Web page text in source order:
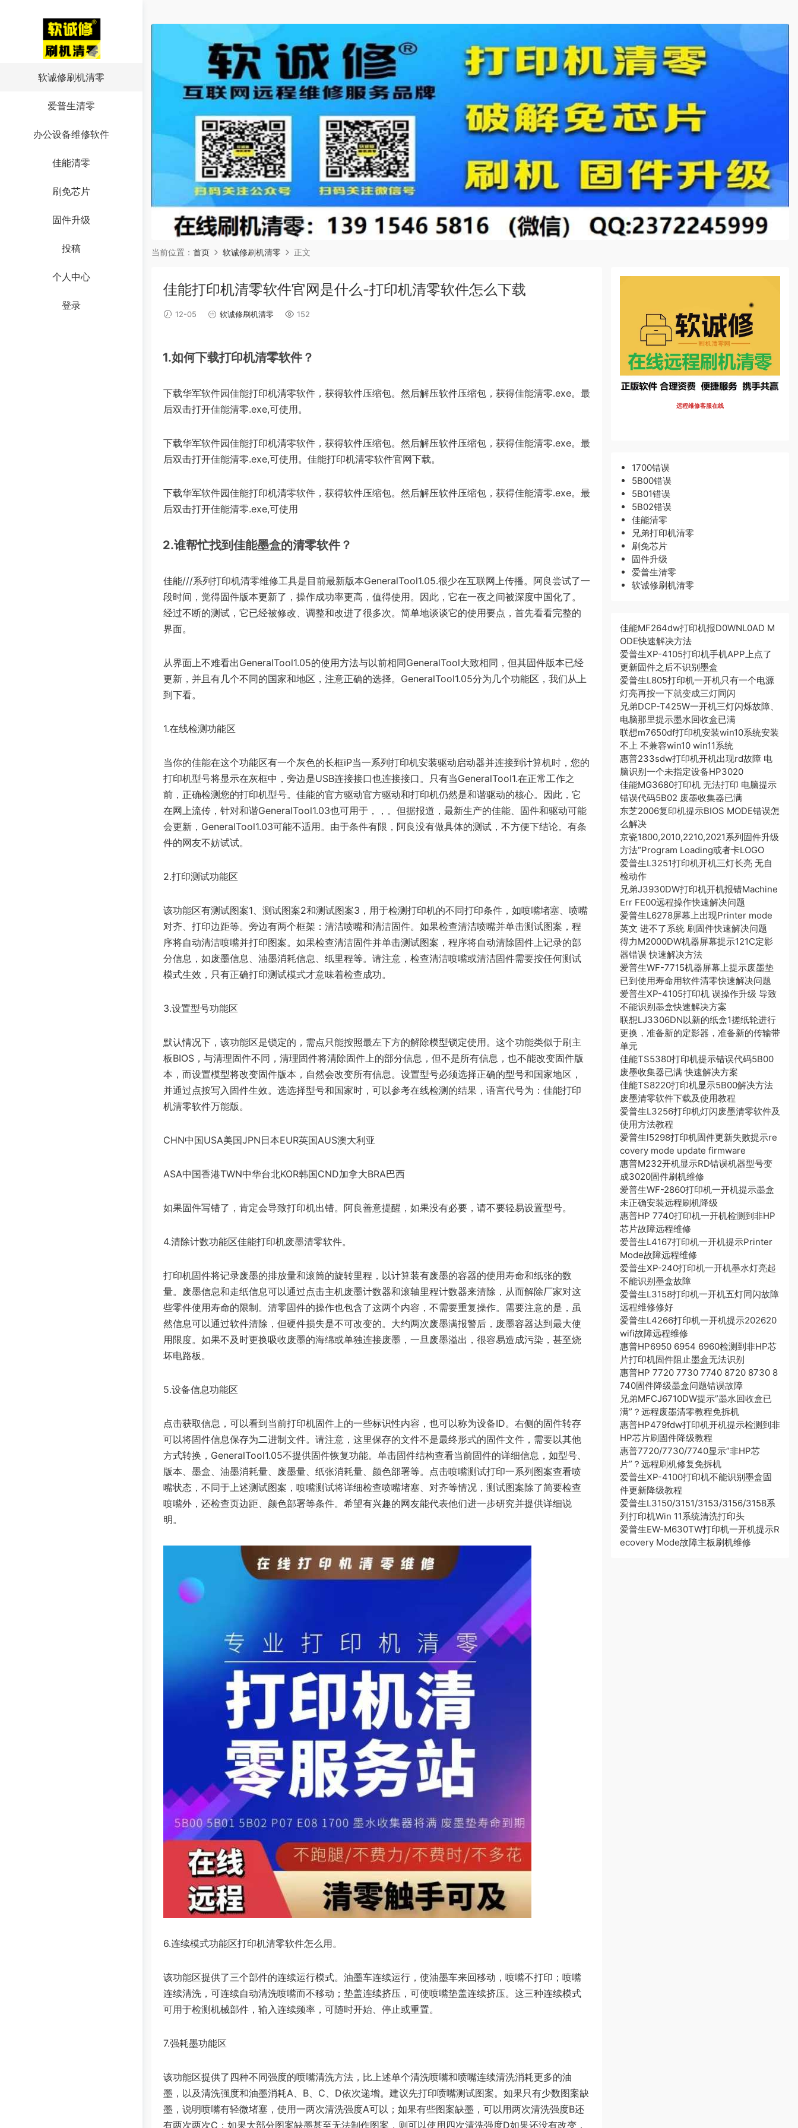
软诚修刷机清零
爱普生清零
办公设备维修软件
佳能清零
刷免芯片
固件升级
投稿
个人中心
登录
当前位置： 首页 软诚修刷机清零 正文
佳能打印机清零软件官网是什么-打印机清零软件怎么下载
12-05 软诚修刷机清零 152
1.如何下载打印机清零软件？
下载华军软件园佳能打印机清零软件，获得软件压缩包。然后解压软件压缩包，获得佳能清零.exe。最
后双击打开佳能清零.exe,可使用。
下载华军软件园佳能打印机清零软件，获得软件压缩包。然后解压软件压缩包，获得佳能清零.exe。最
后双击打开佳能清零.exe,可使用。佳能打印机清零软件官网下载。
下载华军软件园佳能打印机清零软件，获得软件压缩包。然后解压软件压缩包，获得佳能清零.exe。最
后双击打开佳能清零.exe,可使用
2.谁帮忙找到佳能墨盒的清零软件？
佳能///系列打印机清零维修工具是目前最新版本GeneralTool1.05.很少在互联网上传播。阿良尝试了一
段时间，觉得固件版本更新了，操作成功率更高，值得使用。因此，它在一夜之间被深度中国化了。
经过不断的测试，它已经被修改、调整和改进了很多次。简单地谈谈它的使用要点，首先看看完整的
界面。
从界面上不难看出GeneralTool1.05的使用方法与以前相同GeneralTool大致相同，但其固件版本已经
更新，并且有几个不同的国家和地区，注意正确的选择。GeneralTool1.05分为几个功能区，我们从上
到下看。
1.在线检测功能区
当你的佳能在这个功能区有一个灰色的长框iP当一系列打印机安装驱动启动器并连接到计算机时，您的
打印机型号将显示在灰框中，旁边是USB连接接口也连接接口。只有当GeneralTool1.在正常工作之
前，正确检测您的打印机型号。佳能的官方驱动官方驱动和打印机仍然是和谐驱动的核心。因此，它
在网上流传，针对和谐GeneralTool1.03也可用于，，。但据报道，最新生产的佳能、固件和驱动可能
会更新，GeneralTool1.03可能不适用。由于条件有限，阿良没有做具体的测试，不方便下结论。有条
件的网友不妨试试。
2.打印测试功能区
该功能区有测试图案1、测试图案2和测试图案3，用于检测打印机的不同打印条件，如喷嘴堵塞、喷嘴
对齐、打印边距等。旁边有两个框架：清洁喷嘴和清洁固件。如果检查清洁喷嘴并单击测试图案，程
序将自动清洁喷嘴并打印图案。如果检查清洁固件并单击测试图案，程序将自动清除固件上记录的部
分信息，如废墨信息、油墨消耗信息、纸里程等。请注意，检查清洁喷嘴或清洁固件需要按任何测试
模式生效，只有正确打印测试模式才意味着检查成功。
3.设置型号功能区
默认情况下，该功能区是锁定的，需点只能按照最左下方的解除模型锁定使用。这个功能类似于刷主
板BIOS，与清理固件不同，清理固件将清除固件上的部分信息，但不是所有信息，也不能改变固件版
本，而设置模型将改变固件版本，自然会改变所有信息。设置型号必须选择正确的型号和国家地区，
并通过点按写入固件生效。选选择型号和国家时，可以参考在线检测的结果，语言代号为：佳能打印
机清零软件万能版。
CHN中国USA美国JPN日本EUR英国AUS澳大利亚
ASA中国香港TWN中华台北KOR韩国CND加拿大BRA巴西
如果固件写错了，肯定会导致打印机出错。阿良善意提醒，如果没有必要，请不要轻易设置型号。
4.清除计数功能区佳能打印机废墨清零软件。
打印机固件将记录废墨的排放量和滚筒的旋转里程，以计算装有废墨的容器的使用寿命和纸张的数
量。废墨信息和走纸信息可以通过点击主机废墨计数器和滚轴里程计数器来清除，从而解除厂家对这
些零件使用寿命的限制。清零固件的操作也包含了这两个内容，不需要重复操作。需要注意的是，虽
然信息可以通过软件清除，但硬件损失是不可改变的。大约两次废墨满报警后，废墨容器达到最大使
用限度。如果不及时更换吸收废墨的海绵或单独连接废墨，一旦废墨溢出，很容易造成污染，甚至烧
坏电路板。
5.设备信息功能区
点击获取信息，可以看到当前打印机固件上的一些标识性内容，也可以称为设备ID。右侧的固件转存
可以将固件信息保存为二进制文件。请注意，这里保存的文件不是最终形式的固件文件，需要以其他
方式转换，GeneralTool1.05不提供固件恢复功能。单击固件结构查看当前固件的详细信息，如型号、
版本、墨盒、油墨消耗量、废墨量、纸张消耗量、颜色部署等。点击喷嘴测试打印一系列图案查看喷
嘴状态，不同于上述测试图案，喷嘴测试将详细检查喷嘴堵塞、对齐等情况，测试图案除了简要检查
喷嘴外，还检查页边距、颜色部署等条件。希望有兴趣的网友能代表他们进一步研究并提供详细说
明。
6.连续模式功能区打印机清零软件怎么用。
该功能区提供了三个部件的连续运行模式。油墨车连续运行，使油墨车来回移动，喷嘴不打印；喷嘴
连续清洗，可连续自动清洗喷嘴而不移动；垫盖连续挤压，可使喷嘴垫盖连续挤压。这三种连续模式
可用于检测机械部件，输入连续频率，可随时开始、停止或重置。
7.强耗墨功能区
该功能区提供了四种不同强度的喷嘴清洗方法，比上述单个清洗喷嘴和喷嘴连续清洗消耗更多的油
墨，以及清洗强度和油墨消耗A、B、C、D依次递增。建议先打印喷嘴测试图案。如果只有少数图案缺
墨，说明喷嘴有轻微堵塞，使用一两次清洗强度A可以；如果有些图案缺墨，可以用两次清洗强度B还
有两次两次C；如果大部分图案缺墨甚至无法制作图案，则可以使用四次清洗强度D如果还没有改变，
远程维修客服在线
1700错误
5B00错误
5B01错误
5B02错误
佳能清零
兄弟打印机清零
刷免芯片
固件升级
爱普生清零
软诚修刷机清零
佳能MF264dw打印机报D0WNL0AD M
ODE快速解决方法
爱普生XP-4105打印机手机APP上点了
更新固件之后不识别墨盒
爱普生L805打印机一开机只有一个电源
灯亮再按一下就变成三灯同闪
兄弟DCP-T425W一开机三灯闪烁故障、
电脑那里提示墨水回收盒已满
联想m7650df打印机安装win10系统安装
不上 不兼容win10 win11系统
惠普233sdw打印机开机出现rd故障 电
脑识别一个未指定设备HP3020
佳能MG3680打印机 无法打印 电脑提示
错误代码5B02 废墨收集器已满
东芝2006复印机提示BIOS MODE错误怎
么解决
京瓷1800,2010,2210,2021系列固件升级
方法“Program Loading或者卡LOGO
爱普生L3251打印机开机三灯长亮 无自
检动作
兄弟J3930DW打印机开机报错Machine
Err FE00远程操作快速解决问题
爱普生L6278屏幕上出现Printer mode
英文 进不了系统 刷固件快速解决问题
得力M2000DW机器屏幕提示121C定影
器错误 快速解决方法
爱普生WF-7715机器屏幕上提示废墨垫
已到使用寿命用软件清零快速解决问题
爱普生XP-4105打印机 误操作升级 导致
不能识别墨盒快速解决方案
联想LJ3306DN以新的纸盒1搓纸轮进行
更换，准备新的定影器，准备新的传输带
单元
佳能TS5380打印机提示错误代码5B00
废墨收集器已满 快速解决方案
佳能TS8220打印机显示5B00解决方法
废墨清零软件下载及使用教程
爱普生L3256打印机灯闪废墨清零软件及
使用方法教程
爱普生l5298打印机固件更新失败提示re
covery mode update firmware
惠普M232开机显示RD错误机器型号变
成3020固件刷机维修
爱普生WF-2860打印机一开机提示墨盒
未正确安装远程刷机降级
惠普HP 7740打印机一开机检测到非HP
芯片故障远程维修
爱普生L4167打印机一开机提示Printer
Mode故障远程维修
爱普生XP-240打印机一开机墨水灯亮起
不能识别墨盒故障
爱普生L3158打印机一开机五灯同闪故障
远程维修修好
爱普生L4266打印机一开机提示202620
wifi故障远程维修
惠普HP6950 6954 6960检测到非HP芯
片打印机固件阻止墨盒无法识别
惠普HP 7720 7730 7740 8720 8730 8
740固件降级墨盒问题错误故障
兄弟MFCJ6710DW提示”墨水回收盒已
满”？远程废墨清零教程免拆机
惠普HP479fdw打印机开机提示检测到非
HP芯片刷固件降级教程
惠普7720/7730/7740显示”非HP芯
片”？远程刷机修复免拆机
爱普生XP-4100打印机不能识别墨盒固
件更新降级教程
爱普生L3150/3151/3153/3156/3158系
列打印机Win 11系统清洗打印头
爱普生EW-M630TW打印机一开机提示R
ecovery Mode故障主板刷机维修